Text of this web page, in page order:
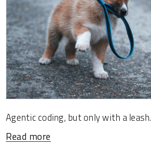
Agentic coding, but only with a leash.
Read more